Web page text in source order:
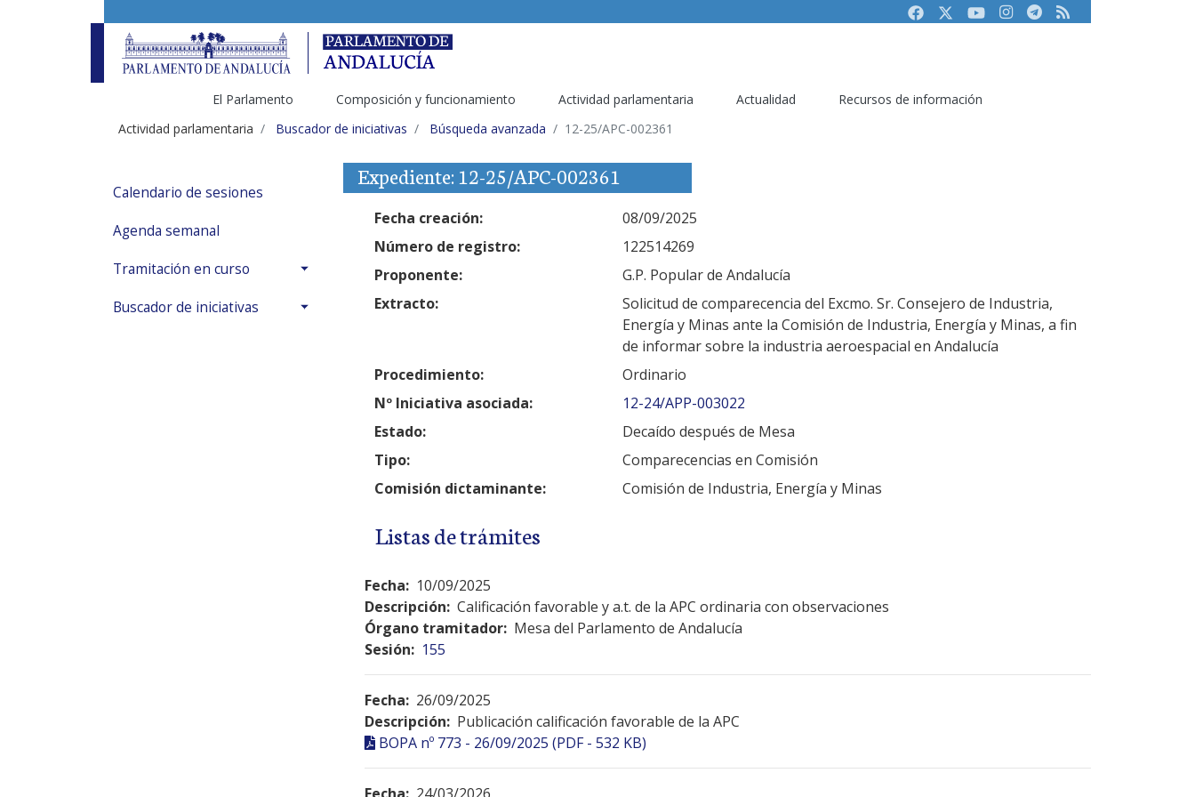
FacebookTwitterYoutubeInstagram
Telegram
RSS
El Parlamento Composición y funcionamiento Actividad parlamentaria Actualidad
Recursos de información
Actividad parlamentaria
Buscador de iniciativas Búsqueda avanzada 12-25/APC-002361
Calendario de sesiones
Agenda semanal
Tramitación en curso
Buscador de iniciativas
Expediente: 12-25/APC-002361
Fecha creación:
08/09/2025
Número de registro:
122514269
Proponente:
G.P. Popular de Andalucía
Extracto:
Solicitud de comparecencia del Excmo. Sr. Consejero de Industria,
Energía y Minas ante la Comisión de Industria, Energía y Minas, a fin
de informar sobre la industria aeroespacial en Andalucía
Procedimiento:
Ordinario
Nº Iniciativa asociada:
12-24/APP-003022
Estado:
Decaído después de Mesa
Tipo:
Comparecencias en Comisión
Comisión dictaminante:
Comisión de Industria, Energía y Minas
Listas de trámites
Fecha: 10/09/2025
Descripción: Calificación favorable y a.t. de la APC ordinaria con observaciones
Órgano tramitador: Mesa del Parlamento de Andalucía
Sesión: 155
Fecha: 26/09/2025
Descripción: Publicación calificación favorable de la APC
BOPA nº 773 - 26/09/2025 (PDF - 532 KB)